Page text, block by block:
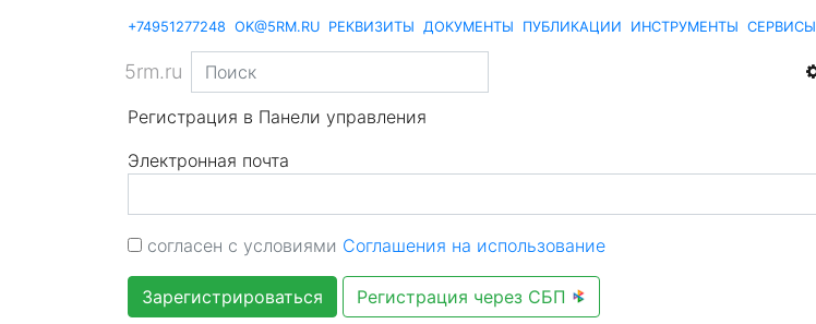
+74951277248 OK@5RM.RU РЕКВИЗИТЫ ДОКУМЕНТЫ ПУБЛИКАЦИИ ИНСТРУМЕНТЫ СЕРВИСЫ
5rm.ru
Регистрация в Панели управления
Электронная почта
согласен с условиями Соглашения на использование
Зарегистрироваться Регистрация через СБП